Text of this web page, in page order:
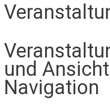
und
Navigation